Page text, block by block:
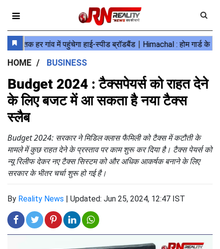
HOME BUSINESS
Budget 2024 : टैक्सपेयर्स को राहत देने
के लिए बजट में आ सकता है नया टैक्स
स्लैब
Budget 2024: सरकार ने मिडिल क्लास फैमिली को टैक्स में कटौती के
मामले में कुछ राहत देने के प्रस्ताव पर काम शुरू कर दिया है। टैक्स पेयर्स को
न्यू रिलीफ देकर नए टैक्स सिस्टम को और अधिक आकर्षक बनाने के लिए
सरकार के भीतर चर्चा शुरू हो गई है।
By Reality News | Updated: Jun 25, 2024, 12:47 IST